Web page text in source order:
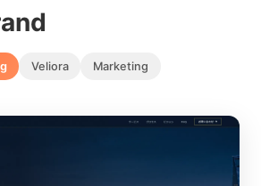
Veliora Marketing